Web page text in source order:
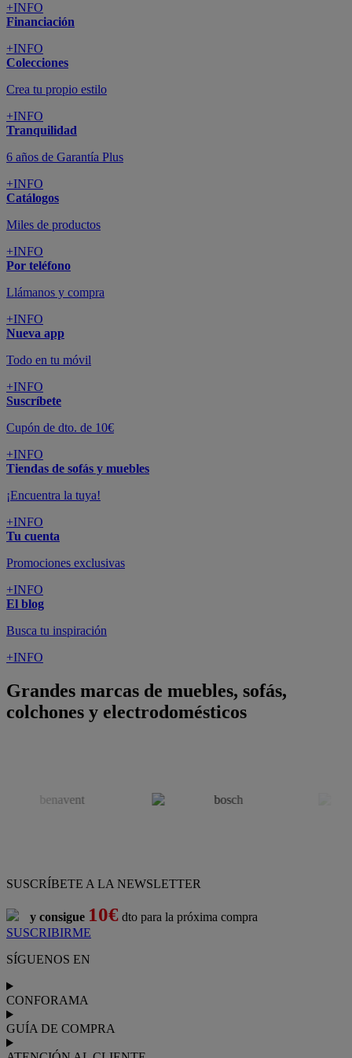
+INFO
Financiación
+INFO
Colecciones
Crea tu propio estilo
+INFO
Tranquilidad
6 años de Garantía Plus
+INFO
Catálogos
Miles de productos
+INFO
Por teléfono
Llámanos y compra
+INFO
Nueva app
Todo en tu móvil
+INFO
Suscríbete
Cupón de dto. de 10€
+INFO
Tiendas de sofás y muebles
¡Encuentra la tuya!
+INFO
Tu cuenta
Promociones exclusivas
+INFO
El blog
Busca tu inspiración
+INFO
Grandes marcas de muebles, sofás,
colchones y electrodomésticos
SUSCRÍBETE A LA NEWSLETTER
y consigue 10€ dto para la próxima compra
SUSCRIBIRME
SÍGUENOS EN
CONFORAMA
GUÍA DE COMPRA